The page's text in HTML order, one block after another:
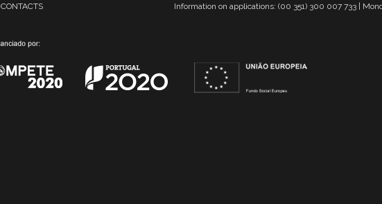
CONTACTS Information on applications: (00 351) 300 007 733 |